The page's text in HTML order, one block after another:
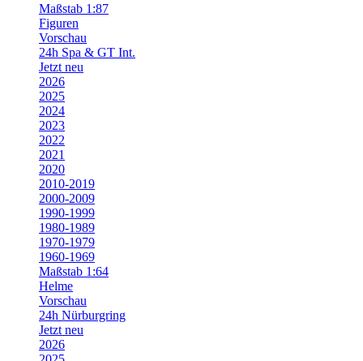
Maßstab 1:87
Figuren
Vorschau
24h Spa & GT Int.
Jetzt neu
2026
2025
2024
2023
2022
2021
2020
2010-2019
2000-2009
1990-1999
1980-1989
1970-1979
1960-1969
Maßstab 1:64
Helme
Vorschau
24h Nürburgring
Jetzt neu
2026